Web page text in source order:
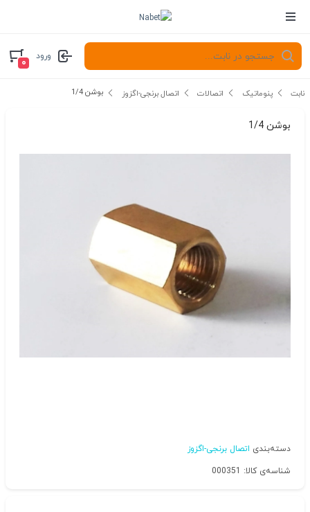
ورود
۰
نابت پنوماتیک اتصالات اتصال برنجی-اگزوز بوشن 1/4
بوشن 1/4
دسته‌بندی اتصال برنجی-اگزوز
شناسه‌ی کالا: 000351